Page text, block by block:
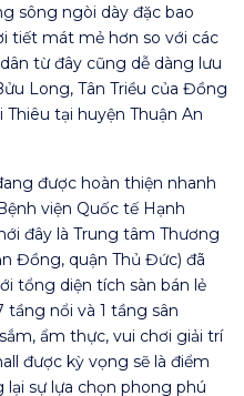
sông ngòi dày đặc bao
tiết mát mẻ hơn so với các
từ đây cũng dễ dàng lưu
Long, Tân Triều của Đồng
Thiêu tại huyện Thuận An
được hoàn thiện nhanh
viện Quốc tế Hạnh
đây là Trung tâm Thương
Đồng, quận Thủ Đức) đã
tổng diện tích sàn bán lẻ
tầng nổi và 1 tầng sân
ẩm thực, vui chơi giải trí
được kỳ vọng sẽ là điểm
sự lựa chọn phong phú